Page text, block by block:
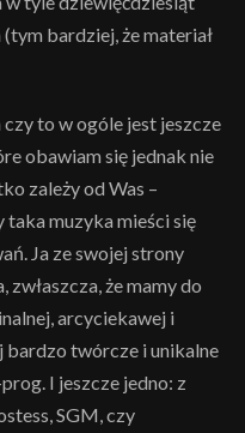
bardziej, że materiał
to w ogóle jest jeszcze
obawiam się jednak nie
zależy od Was –
taka muzyka mieści się
Ja ze swojej strony
że mamy do
arcyciekawej i
bardzo twórcze i unikalne
I jeszcze jedno: z
SGM, czy